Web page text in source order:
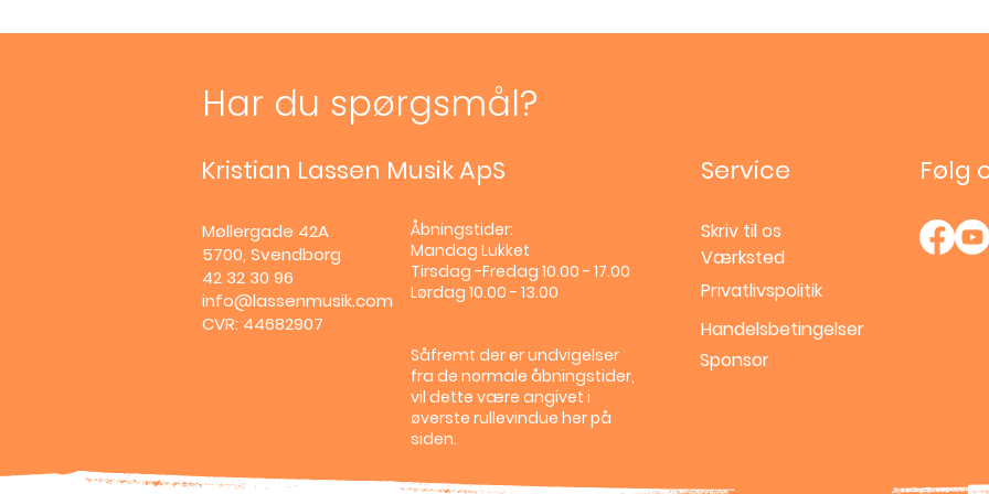
Har du spørgsmål?
Kristian Lassen Musik ApS
Møllergade 42A
5700, Svendborg
42 32 30 96
info@lassenmusik.com
CVR: 44682907
Åbningstider:
Mandag Lukket
Tirsdag -Fredag 10.00 - 17.00
Lørdag 10.00 - 13.00
Såfremt der er undvigelser
fra de normale åbningstider,
vil dette være angivet i
øverste rullevindue her på
siden.
Service
Skriv til os
Værksted
Følg
Privatlivspolitik
Handelsbetingelser
Sponsor